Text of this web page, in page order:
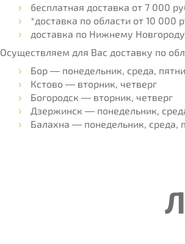
бесплатная доставка от 7 000
*доставка по области от 10 000
доставка по Нижнему
Осуществляем для Вас доставку по
Бор — понедельник, среда,
Кстово — вторник, четверг
Богородск — вторник, четверг
Дзержинск — понедельник,
Балахна — понедельник, среда,